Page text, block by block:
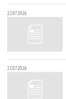
22.07.2026
21.07.2026